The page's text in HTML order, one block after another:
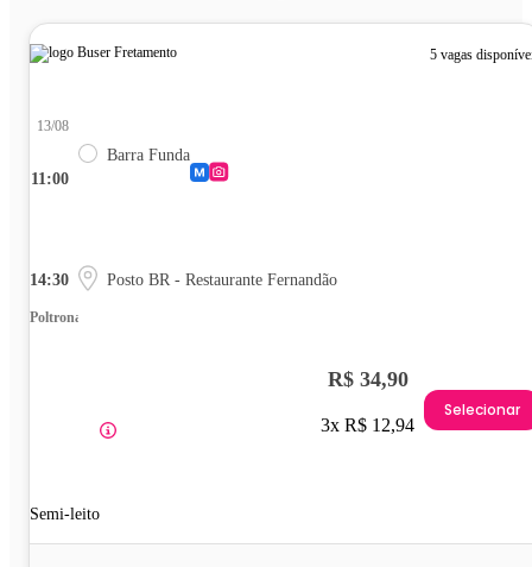
5 vagas
11:00
13/08
Barra Funda
14:30 Posto BR - Restaurante Fernandão
Poltrona
Semi-leito
R$ 34,90
3x R$ 12,94
Selecionar